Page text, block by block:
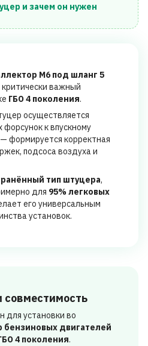
и зачем он нужен
M6 под шланг 5
важный
ГБО 4 поколения.
осуществляется
к впускному
формируется корректная
подсоса воздуха и
тип штуцера,
для 95% легковых
его универсальным
установок.
совместимость
для установки во
бензиновых двигателей
4 поколения.